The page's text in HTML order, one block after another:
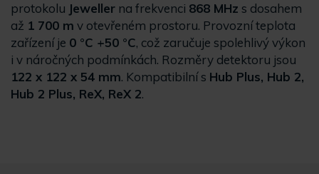
protokolu Jeweller na frekvenci 868 MHz s dosahem
až 1 700 m v otevřeném prostoru. Provozní teplota
zařízení je 0 °C +50 °C, což zaručuje spolehlivý výkon
i v náročných podmínkách. Rozměry detektoru jsou
122 x 122 x 54 mm. Kompatibilní s Hub Plus, Hub 2,
Hub 2 Plus, ReX, ReX 2.